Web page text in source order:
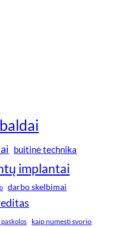
baldai
buitinė technika
implantai
darbo skelbimai
kaip numesti svorio